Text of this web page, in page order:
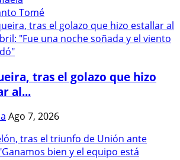
Tomé
tras el golazo que hizo
al...
Ago 7, 2026